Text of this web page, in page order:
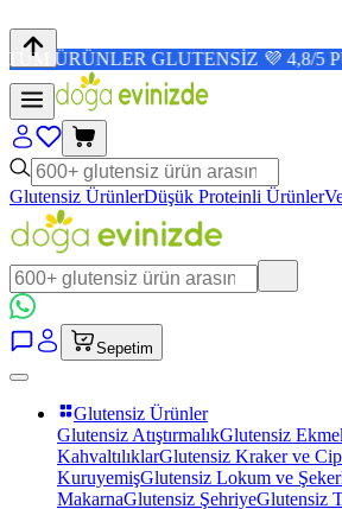
GLUTENSİZ 💜 4,8/5 PUAN 🛒
Glutensiz ÜrünlerDüşük Proteinli Ürünler
Sepetim
Glutensiz Ürünler
Glutensiz AtıştırmalıkGlutensiz
KahvaltılıklarGlutensiz Kraker ve
KuruyemişGlutensiz Lokum ve
MakarnaGlutensiz ŞehriyeGlutensiz